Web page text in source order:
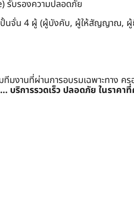
รับรองความปลอดภัย
ปั้นจั่น 4 ผู้ (ผู้บังคับ, ผู้ให้สัญญาณ, ผู้
ทีมงานที่ผ่านการอบรมเฉพาะทาง
บริการรวดเร็ว ปลอดภัย ในราค